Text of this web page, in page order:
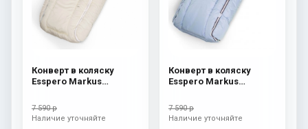
Конверт в коляску
Esspero Markus
шерсть) Beige
7 590 р
Наличие уточняйте
Конверт в коляску
Esspero Markus
шерсть) Blue Mountain
7 590 р
Наличие уточняйте